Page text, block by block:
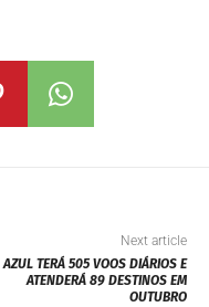
Next article
AZUL TERÁ 505 VOOS DIÁRIOS E
ATENDERÁ 89 DESTINOS EM
OUTUBRO